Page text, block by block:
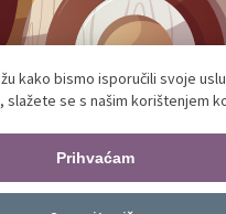
Pratite nas
kako bismo isporučili svoje
slažete se s našim korištenjem
Prihvaćam